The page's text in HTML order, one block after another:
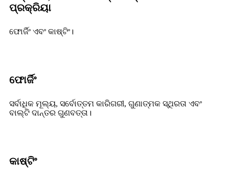
ପ୍ରକ୍ରିୟା
ଫୋର୍ଜିଂ ଏବଂ କାଷ୍ଟିଂ।
ଫୋର୍ଜିଂ
ସର୍ବାଧିକ ମୂଲ୍ୟ, ସର୍ବୋତ୍ତମ କାରିଗରୀ, ଗୁଣାତ୍ମକ ସ୍ଥିରତା ଏବଂ
ବାଲ୍ଟି ଦାନ୍ତର ଗୁଣବତ୍ତା।
କାଷ୍ଟିଂ